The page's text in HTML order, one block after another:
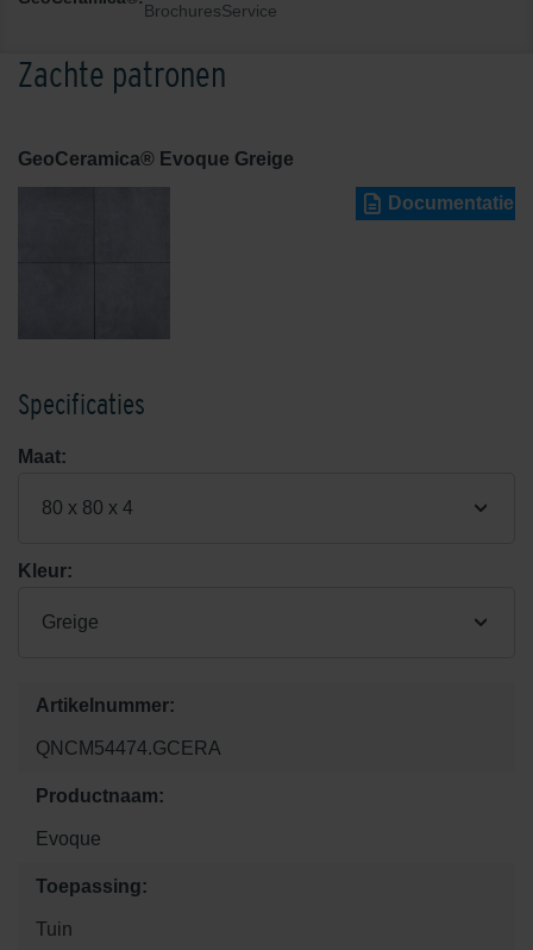
BrochuresService
Zachte patronen
GeoCeramica® Evoque Greige
Documentatie
Specificaties
Maat:
80 x 80 x 4
Kleur:
Greige
Artikelnummer:
QNCM54474.GCERA
Productnaam:
Evoque
Toepassing:
Tuin